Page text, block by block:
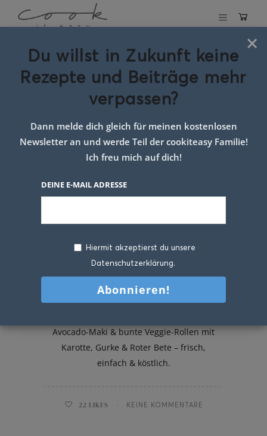
Schlagwort:Sushi
mit Fisch
Zweierlei Sushi
Avocado-Maki & bunte Veggie-Rollen mit
Karotte, Gurke & Roter Bete – frisch,
einfach & köstlich.
22 LIKES KEINE KOMMENTARE
×
Du willst in Zukunft keine
Rezepte und Beiträge mehr
verpassen?
Dann melde dich gleich für meinen kostenlosen
Newsletter an und werde Teil der cookiteasy Familie!
Ich freu mich auf dich!
DEINE E-MAIL ADRESSE
Hiermit akzeptierst du unsere
Datenschutzerklärung.